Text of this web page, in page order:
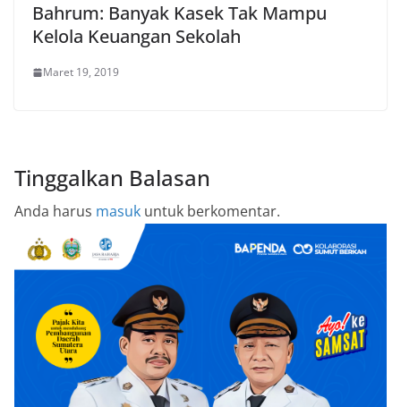
Bahrum: Banyak Kasek Tak Mampu
Kelola Keuangan Sekolah
Maret 19, 2019
Tinggalkan Balasan
Anda harus masuk untuk berkomentar.